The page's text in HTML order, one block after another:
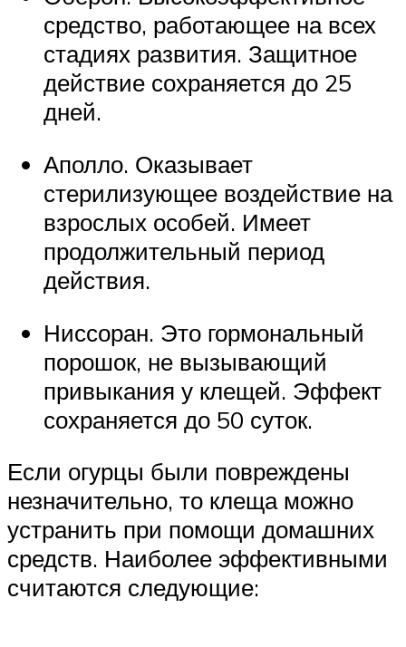
средство, работающее на всех
стадиях развития. Защитное
действие сохраняется до 25
дней.
Аполло. Оказывает
стерилизующее воздействие на
взрослых особей. Имеет
продолжительный период
действия.
Ниссоран. Это гормональный
порошок, не вызывающий
привыкания у клещей. Эффект
сохраняется до 50 суток.
Если огурцы были повреждены
незначительно, то клеща можно
устранить при помощи домашних
средств. Наиболее эффективными
считаются следующие: